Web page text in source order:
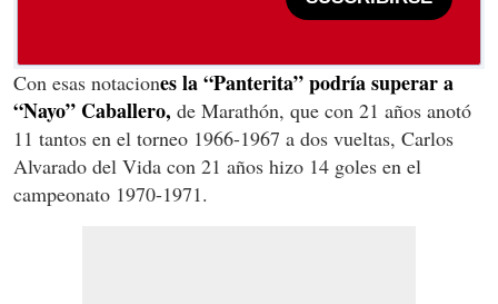
Con esas notaciones la “Panterita” podría superar a
“Nayo” Caballero, de Marathón, que con 21 años anotó
11 tantos en el torneo 1966-1967 a dos vueltas, Carlos
Alvarado del Vida con 21 años hizo 14 goles en el
campeonato 1970-1971.